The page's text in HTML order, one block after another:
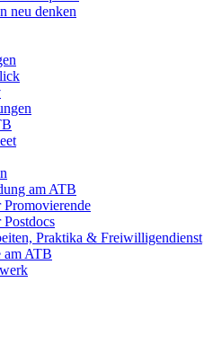
neu denken
am ATB
Praktika & Freiwilligendienst
am ATB